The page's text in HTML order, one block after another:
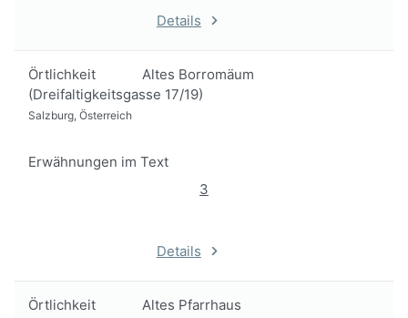
Details
Örtlichkeit
Altes Borromäum
(Dreifaltigkeitsgasse 17/19)
Salzburg, Österreich
Erwähnungen im Text
3
Details
Örtlichkeit Altes Pfarrhaus